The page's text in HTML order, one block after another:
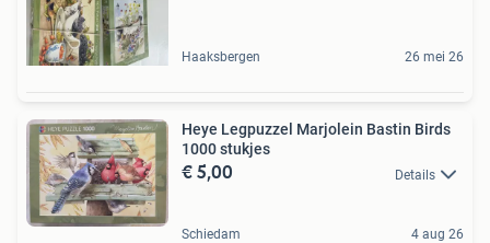
Haaksbergen 26 mei 26
Heye Legpuzzel Marjolein Bastin Birds
1000 stukjes
€ 5,00 Details
Schiedam 4 aug 26